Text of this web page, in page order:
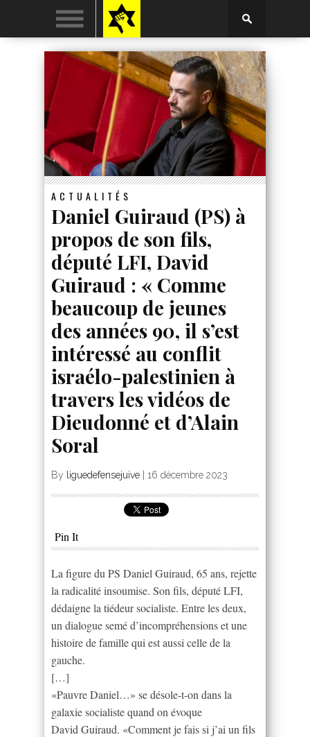
ACTUALITÉS
Daniel Guiraud (PS) à
propos de son fils,
député LFI, David
Guiraud : « Comme
beaucoup de jeunes
des années 90, il s’est
intéressé au conflit
israélo-palestinien à
travers les vidéos de
Dieudonné et d’Alain
Soral
By liguedefensejuive 16 décembre 2023
Pin It
La figure du PS Daniel Guiraud, 65 ans, rejette
la radicalité insoumise. Son fils, député LFI,
dédaigne la tiédeur socialiste. Entre les deux,
un dialogue semé d’incompréhensions et une
histoire de famille qui est aussi celle de la
gauche.
[…]
«Pauvre Daniel…» se désole-t-on dans la
galaxie socialiste quand on évoque
David Guiraud. «Comment je fais si j’ai un fils